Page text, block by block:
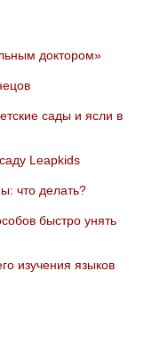
доктором»
сады и ясли в
Leapkids
что делать?
быстро унять
изучения языков